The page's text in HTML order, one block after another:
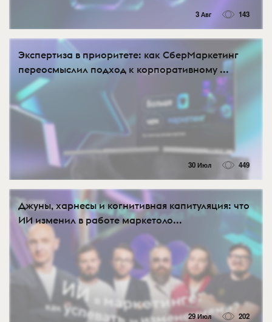
3 Авг 143
Экспертиза в приоритете: как СберМаркетинг
переосмыслил подход к корпоративному ...
30 Июл 449
Джуны, харнесы и когнитивная капитуляция: что
ИИ изменил в работе маркетоло...
29 Июл 202